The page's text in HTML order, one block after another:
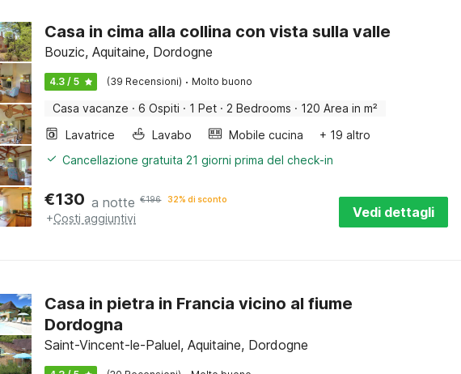
Casa in cima alla collina con vista sulla valle
Bouzic, Aquitaine, Dordogne
4.3 / 5 (39 Recensioni) · Molto buono
Casa vacanze · 6 Ospiti · 1 Pet · 2 Bedrooms · 120 Area in m²
Lavatrice
Lavabo Mobile cucina
+ 19 altro
Cancellazione gratuita 21 giorni prima del check-in
€130 a notte €196 32% di sconto
+Costi aggiuntivi Vedi dettagli
Casa in pietra in Francia vicino al fiume
Dordogna
Saint-Vincent-le-Paluel, Aquitaine, Dordogne